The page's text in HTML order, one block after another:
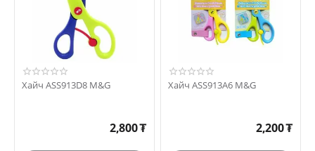
Хайч ASS913D8 M&G
2,800₮
Хайч ASS913A6 M&G
2,200₮